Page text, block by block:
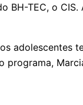
TEC, o
adolescentes
programa,